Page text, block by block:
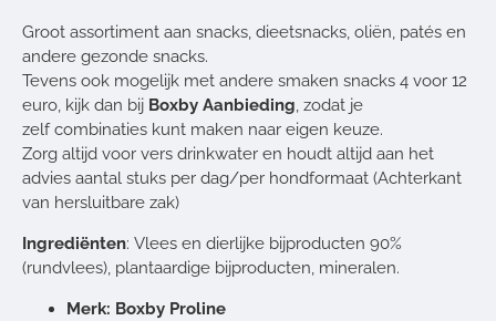
Groot assortiment aan snacks, dieetsnacks, oliën, patés en
andere gezonde snacks.
Tevens ook mogelijk met andere smaken snacks 4 voor 12
euro, kijk dan bij Boxby Aanbieding, zodat je
zelf combinaties kunt maken naar eigen keuze.
Zorg altijd voor vers drinkwater en houdt altijd aan het
advies aantal stuks per dag/per hondformaat (Achterkant
van hersluitbare zak)
Ingrediënten: Vlees en dierlijke bijproducten 90%
(rundvlees), plantaardige bijproducten, mineralen.
Merk: Boxby Proline